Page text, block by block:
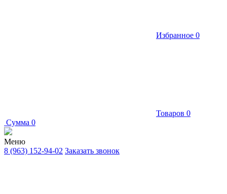
Избранное 0
Товаров 0
Сумма 0
Меню
8 (963) 152-94-02 Заказать звонок